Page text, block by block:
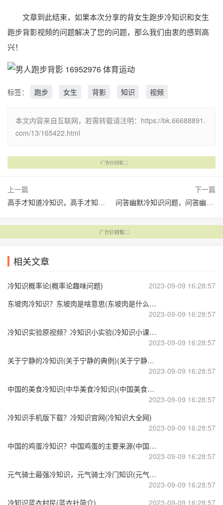
文章到此结束，如果本次分享的背女生跑步冷知识和女生
跑步背影视频的问题解决了您的问题，那么我们由衷的感到高
兴！
标签： 跑步 女生 背影 知识 视频
本文内容来自互联网，若需转载请注明：https://bk.66688891.
com/13/165422.html
上一篇
高手才知道冷知识，高手才知道冷知识下一句(高手的解释是什么)
下一篇
问答幽默冷知识问题，问答幽默冷知识问题有哪些(趣味冷知识问答)
相关文章
冷知识概率论(概率论趣味问题)
2023-09-09 16:28:57
东坡肉冷知识？东坡肉是啥意思(东坡肉是什么地方的一道菜)
2023-09-09 16:28:57
冷知识实验原视频？冷知识小实验(冷知识小课堂)
2023-09-09 16:28:57
关于宁静的冷知识(关于宁静的典例)(关于宁静的片段)
2023-09-09 16:28:57
中国的美食冷知识(中华美食冷知识)(中国美食详解)
2023-09-09 16:28:57
冷知识手机版下载？冷知识官网(冷知识大全网)
2023-09-09 16:28:57
中国的鸡蛋冷知识？中国鸡蛋的主要来源(中国鸡蛋产地)
2023-09-09 16:28:57
元气骑士最强冷知识，元气骑士冷门知识(元气骑士冷门角色)
2023-09-09 16:28:57
冷知识蓝衣村民(蓝衣社简介)
2023-09-09 16:28:57